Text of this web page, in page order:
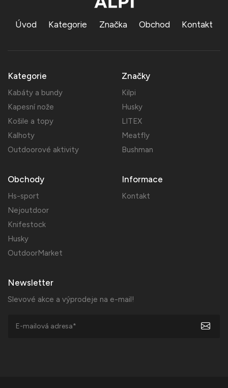
Úvod Kategorie Značka Obchod Kontakt
Kategorie
Kabáty a bundy
Kapesní nože
Košile a topy
Kalhoty
Outdoorové aktivity
Značky
Kilpi
Husky
LITEX
Meatfly
Bushman
Obchody
Hs-sport
Nejoutdoor
Knifestock
Husky
OutdoorMarket
Informace
Kontakt
Newsletter
Slevové akce a výprodeje na e-mail!